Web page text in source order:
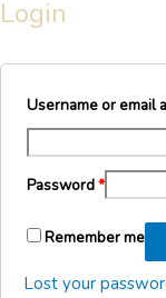
Login
Username or email
Password*
Remember me
Lost your